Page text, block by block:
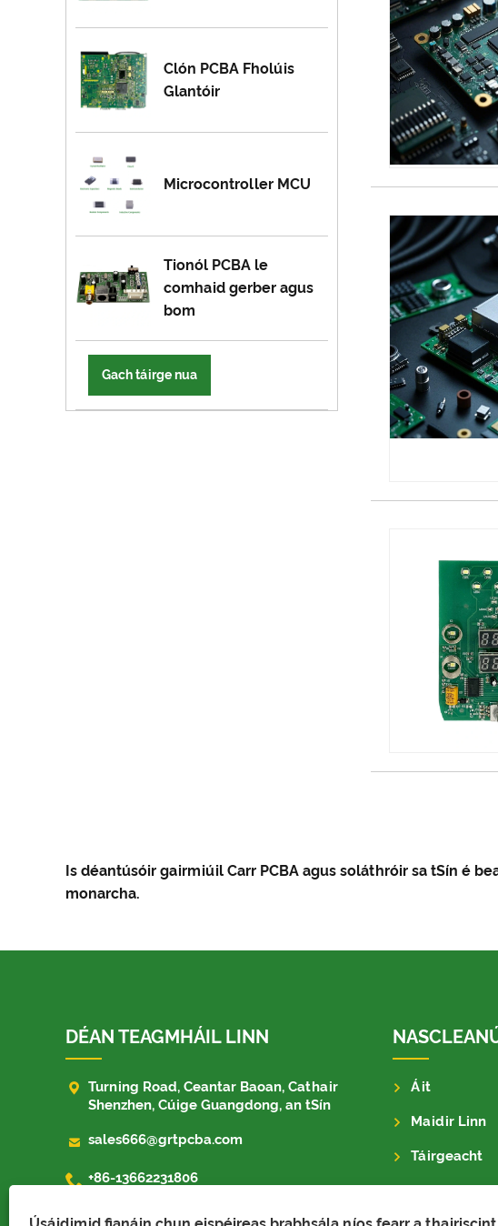
Clón PCBA Fholúis
Glantóir
Microcontroller MCU
Tionól PCBA le
comhaid gerber agus
bom
Gach táirge nua
Is déantúsóir gairmiúil Carr PCBA agus soláthróir sa tSín é
monarcha.
DÉAN TEAGMHÁIL LINN
 Turning Road, Ceantar Baoan, Cathair
Shenzhen, Cúige Guangdong, an tSín
 sales666@grtpcba.com
 +86-13662231806
Áit
Maidir Linn
Táirgeacht
Scéal